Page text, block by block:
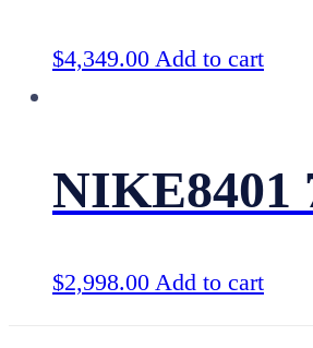
$4,349.00 Add to cart
NIKE8401
$2,998.00 Add to cart